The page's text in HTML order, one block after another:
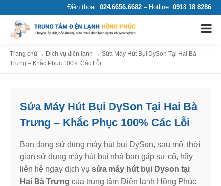
Điện thoại: 024.6656.6682 – Hotline: 0918 18 8286
Trang chủ → Dịch vụ điện lạnh → Sửa Máy Hút Bụi DySon Tại Hai Bà
Trưng – Khắc Phục 100% Các Lỗi
Sửa Máy Hút Bụi DySon Tại Hai Bà
Trưng – Khắc Phục 100% Các Lỗi
Bạn đang sử dụng máy hút bụi DySon, sau một thời
gian sử dụng máy hút bụi nhà bạn gặp sự cố, hãy
liên hệ ngay dịch vụ sửa máy hút bụi Dyson tại
Hai Bà Trưng của trung tâm Điện lạnh Hồng Phúc